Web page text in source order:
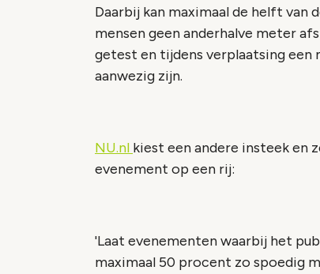
Daarbij kan maximaal de helft
mensen geen anderhalve meter
getest en tijdens verplaatsing een
aanwezig zijn.
NU.nl kiest een andere insteek en
evenement op een rij:
'Laat evenementen waarbij het
maximaal 50 procent zo spoedig